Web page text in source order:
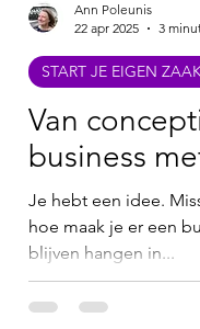
Van
business
Je hebt een idee.
hoe maak je er een
blijven hangen in...
START JE EIGEN
Ann Poleunis
22 apr 2025
3